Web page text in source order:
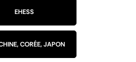
EHESS
CORÉE, JAPON